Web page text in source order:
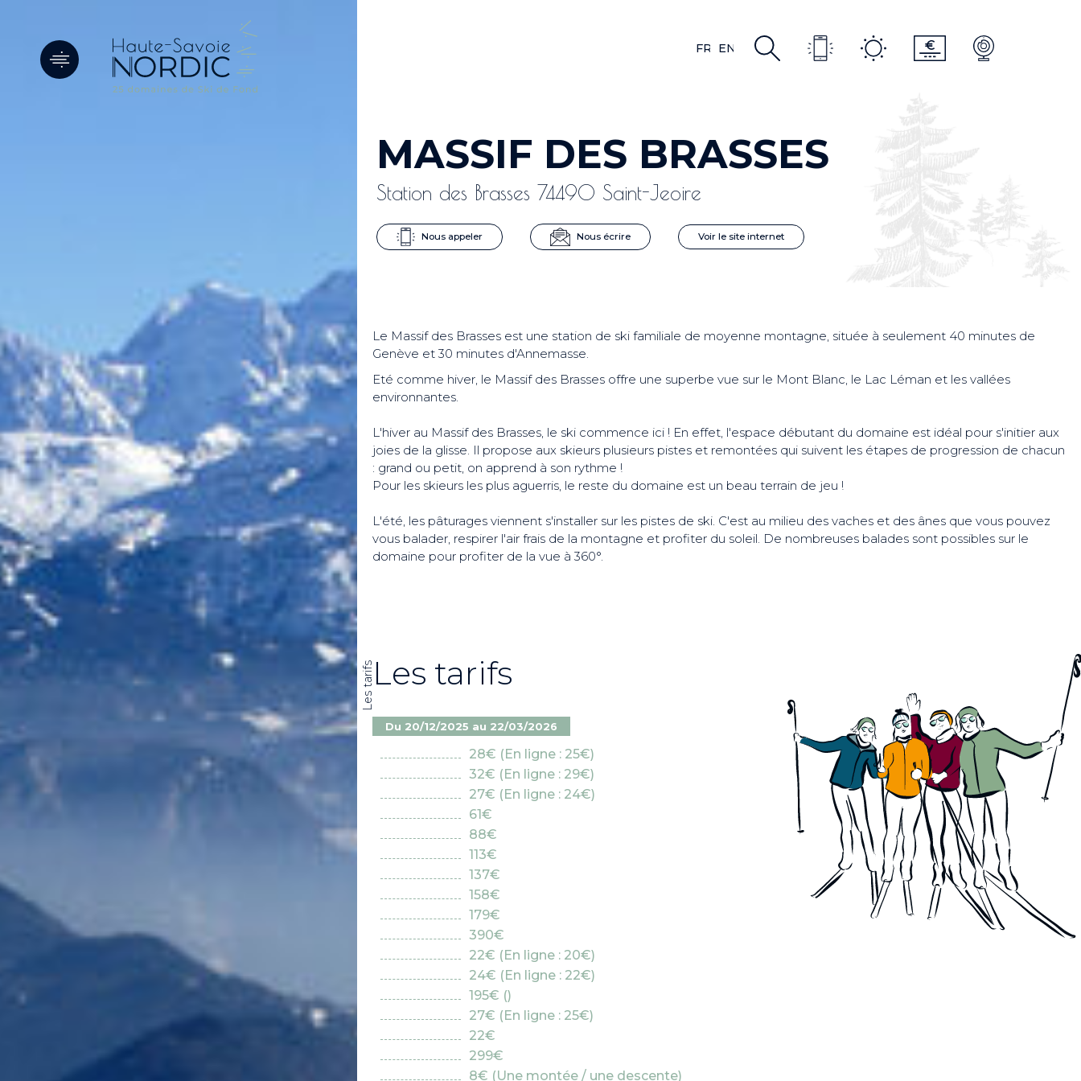
FR FR
EN
MASSIF DES BRASSES
Station des Brasses 74490 Saint-Jeoire
Nous appeler Nous écrire Voir le site internet
Le Massif des Brasses est une station de ski familiale de moyenne montagne, située à seulement 40 minutes de
Genève et 30 minutes d'Annemasse.
Eté comme hiver, le Massif des Brasses offre une superbe vue sur le Mont Blanc, le Lac Léman et les vallées
environnantes.
L'hiver au Massif des Brasses, le ski commence ici ! En effet, l'espace débutant du domaine est idéal pour s'initier aux
joies de la glisse. Il propose aux skieurs plusieurs pistes et remontées qui suivent les étapes de progression de chacun
: grand ou petit, on apprend à son rythme !
Pour les skieurs les plus aguerris, le reste du domaine est un beau terrain de jeu !
L'été, les pâturages viennent s'installer sur les pistes de ski. C'est au milieu des vaches et des ânes que vous pouvez
vous balader, respirer l'air frais de la montagne et profiter du soleil. De nombreuses balades sont possibles sur le
domaine pour profiter de la vue à 360°.
Les tarifsLes tarifs
Du 20/12/2025 au 22/03/2026
28€ (En ligne : 25€)
32€ (En ligne : 29€)
27€ (En ligne : 24€)
61€
88€
113€
137€
158€
179€
390€
22€ (En ligne : 20€)
24€ (En ligne : 22€)
195€ ()
27€ (En ligne : 25€)
22€
299€
8€ (Une montée / une descente)